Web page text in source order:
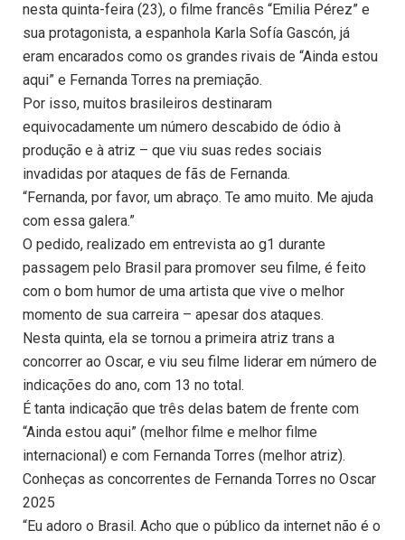
nesta quinta-feira (23), o filme francês “Emilia Pérez” e
sua protagonista, a espanhola Karla Sofía Gascón, já
eram encarados como os grandes rivais de “Ainda estou
aqui” e Fernanda Torres na premiação.
Por isso, muitos brasileiros destinaram
equivocadamente um número descabido de ódio à
produção e à atriz – que viu suas redes sociais
invadidas por ataques de fãs de Fernanda.
“Fernanda, por favor, um abraço. Te amo muito. Me ajuda
com essa galera.”
O pedido, realizado em entrevista ao g1 durante
passagem pelo Brasil para promover seu filme, é feito
com o bom humor de uma artista que vive o melhor
momento de sua carreira – apesar dos ataques.
Nesta quinta, ela se tornou a primeira atriz trans a
concorrer ao Oscar, e viu seu filme liderar em número de
indicações do ano, com 13 no total.
É tanta indicação que três delas batem de frente com
“Ainda estou aqui” (melhor filme e melhor filme
internacional) e com Fernanda Torres (melhor atriz).
Conheças as concorrentes de Fernanda Torres no Oscar
2025
“Eu adoro o Brasil. Acho que o público da internet não é o